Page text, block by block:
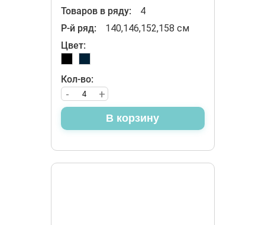
Товаров в ряду:
4
Р-й ряд:
140,146,152,158 см
Цвет:
Кол-во:
+
-
В корзину